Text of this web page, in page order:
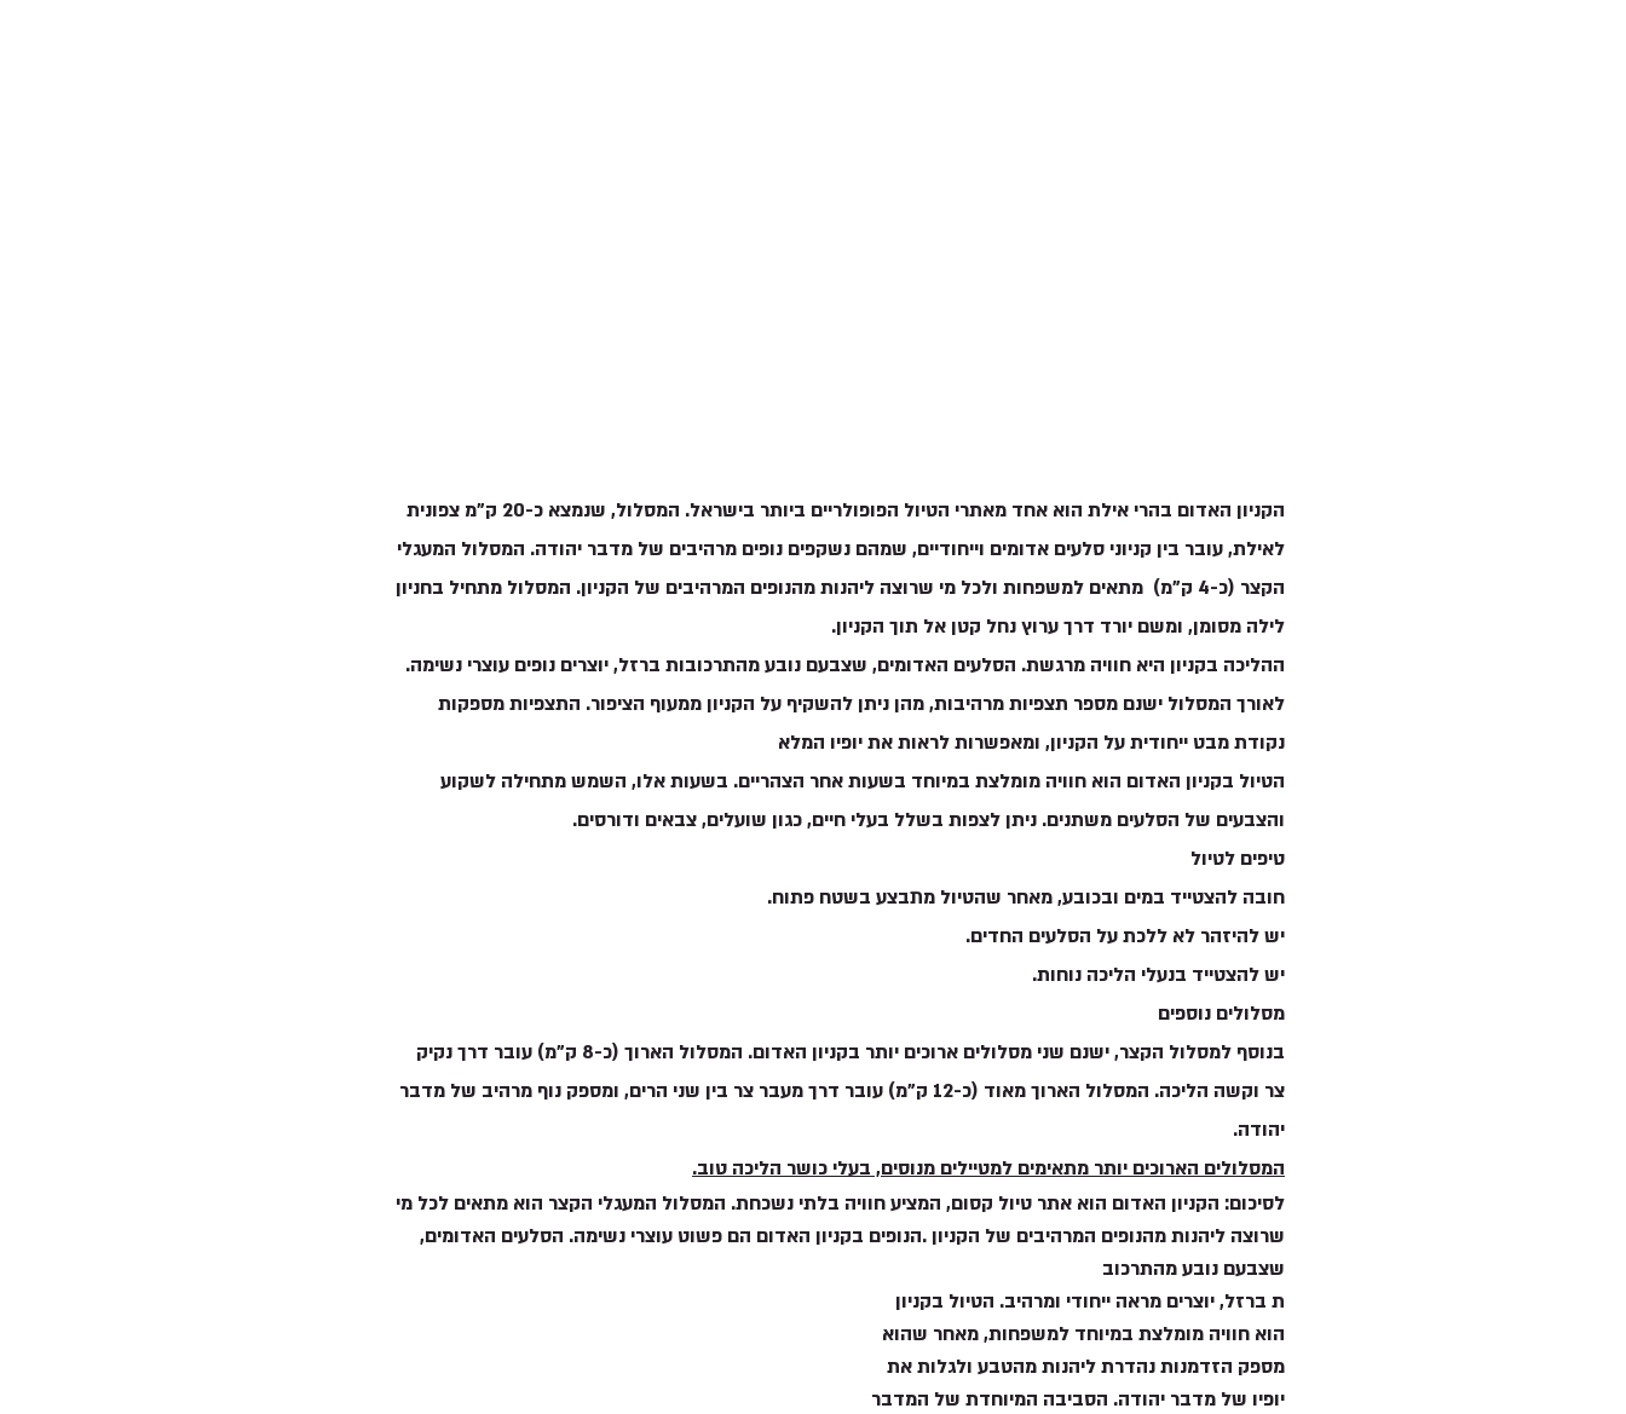
הקניון האדום בהרי אילת הוא אחד מאתרי הטיול הפופולריים ביותר בישראל. המסלול, שנמצא כ-20 ק"מ צפונית
לאילת, עובר בין קניוני סלעים אדומים וייחודיים, שמהם נשקפים נופים מרהיבים של מדבר יהודה. המסלול המעגלי
הקצר (כ-4 ק"מ)  מתאים למשפחות ולכל מי שרוצה ליהנות מהנופים המרהיבים של הקניון. המסלול מתחיל בחניון
לילה מסומן, ומשם יורד דרך ערוץ נחל קטן אל תוך הקניון.
ההליכה בקניון היא חוויה מרגשת. הסלעים האדומים, שצבעם נובע מהתרכובות ברזל, יוצרים נופים עוצרי נשימה.
לאורך המסלול ישנם מספר תצפיות מרהיבות, מהן ניתן להשקיף על הקניון ממעוף הציפור. התצפיות מספקות
נקודת מבט ייחודית על הקניון, ומאפשרות לראות את יופיו המלא
הטיול בקניון האדום הוא חוויה מומלצת במיוחד בשעות אחר הצהריים. בשעות אלו, השמש מתחילה לשקוע
והצבעים של הסלעים משתנים. ניתן לצפות בשלל בעלי חיים, כגון שועלים, צבאים ודורסים.
טיפים לטיול
חובה להצטייד במים ובכובע, מאחר שהטיול מתבצע בשטח פתוח.
יש להיזהר לא ללכת על הסלעים החדים.
יש להצטייד בנעלי הליכה נוחות.
מסלולים נוספים
בנוסף למסלול הקצר, ישנם שני מסלולים ארוכים יותר בקניון האדום. המסלול הארוך (כ-8 ק"מ) עובר דרך נקיק
צר וקשה הליכה. המסלול הארוך מאוד (כ-12 ק"מ) עובר דרך מעבר צר בין שני הרים, ומספק נוף מרהיב של מדבר
יהודה.
המסלולים הארוכים יותר מתאימים למטיילים מנוסים, בעלי כושר הליכה טוב.
לסיכום: הקניון האדום הוא אתר טיול קסום, המציע חוויה בלתי נשכחת. המסלול המעגלי הקצר הוא מתאים לכל מי
שרוצה ליהנות מהנופים המרהיבים של הקניון .הנופים בקניון האדום הם פשוט עוצרי נשימה. הסלעים האדומים,
שצבעם נובע מהתרכוב
ת ברזל, יוצרים מראה ייחודי ומרהיב. הטיול בקניון
הוא חוויה מומלצת במיוחד למשפחות, מאחר שהוא
מספק הזדמנות נהדרת ליהנות מהטבע ולגלות את
יופיו של מדבר יהודה. הסביבה המיוחדת של המדבר